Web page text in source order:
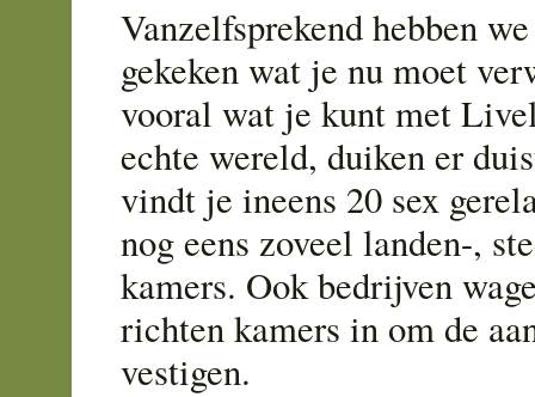
Vanzelfsprekend hebben
gekeken wat je nu moet
vooral wat je kunt met
echte wereld, duiken er
vindt je ineens 20 sex
nog eens zoveel landen-,
kamers. Ook bedrijven
richten kamers in om de
vestigen.